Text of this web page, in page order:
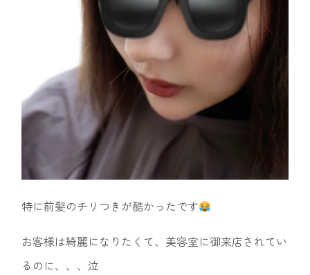
特に前髪のチリつきが酷かったです
お客様は綺麗になりたくて、美容室に御来店されてい
るのに、、、泣